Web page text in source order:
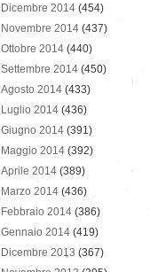
Dicembre 2014 (454)
Novembre 2014 (437)
Ottobre 2014 (440)
Settembre 2014 (450)
Agosto 2014 (433)
Luglio 2014 (436)
Giugno 2014 (391)
Maggio 2014 (392)
Aprile 2014 (389)
Marzo 2014 (436)
Febbraio 2014 (386)
Gennaio 2014 (419)
Dicembre 2013 (367)